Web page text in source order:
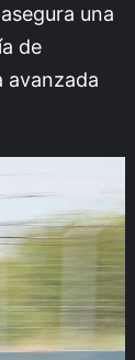
una
de
avanzada